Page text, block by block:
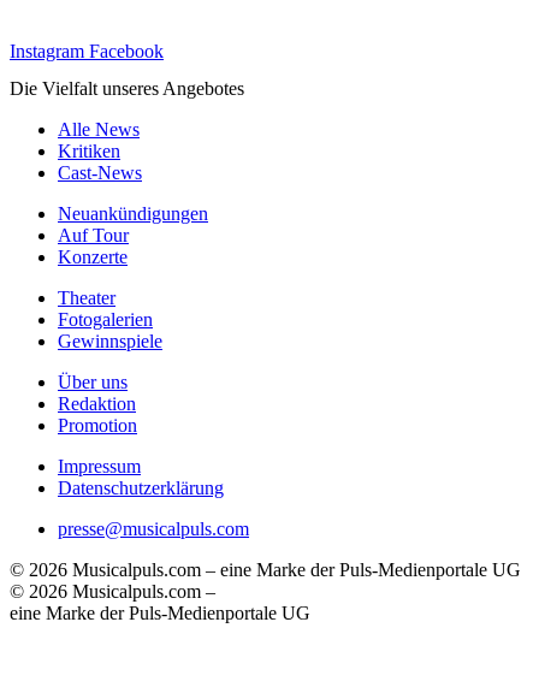
Instagram Facebook
Die Vielfalt unseres Angebotes
Alle News
Kritiken
Cast-News
Neuankündigungen
Auf Tour
Konzerte
Theater
Fotogalerien
Gewinnspiele
Über uns
Redaktion
Promotion
Impressum
Datenschutzerklärung
presse@musicalpuls.com
© 2026 Musicalpuls.com – eine Marke der Puls-Medienportale UG
© 2026 Musicalpuls.com –
eine Marke der Puls-Medienportale UG